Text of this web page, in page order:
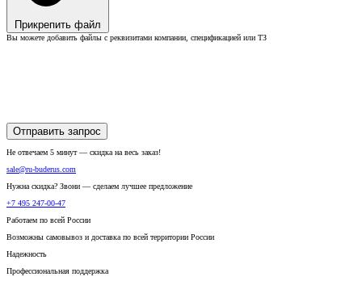
Прикрепить файл
Вы можете добавить файлы с реквизитами компании, спецификацией или ТЗ
Отправить запрос
Не отвечаем 5 минут — скидка на весь заказ!
sale@ru-buderus.com
Нужна скидка? Звони — сделаем лучшее предложение
+7 495 247-00-47
Работаем по всей России
Возможны самовывоз и доставка по всей территории России
Надежность
Профессиональная поддержка